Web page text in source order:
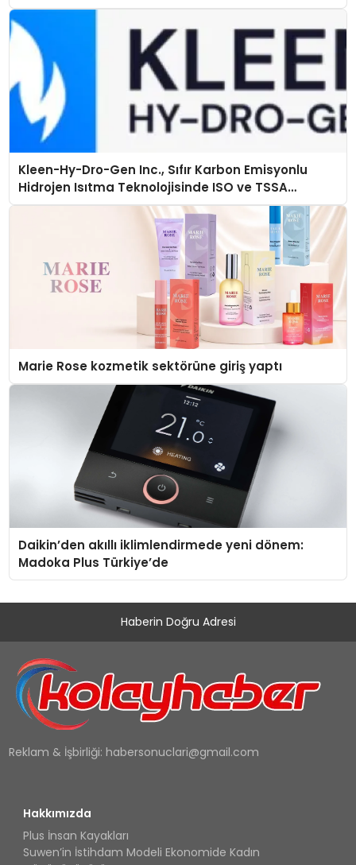
Kleen-Hy-Dro-Gen Inc., Sıfır Karbon Emisyonlu
Hidrojen Isıtma Teknolojisinde ISO ve TSSA
Düzenleyici Onaylarını Aldı
Marie Rose kozmetik sektörüne giriş yaptı
Daikin’den akıllı iklimlendirmede yeni dönem:
Madoka Plus Türkiye’de
Haberin Doğru Adresi
Reklam & İşbirliği: habersonuclari@gmail.com
Hakkımızda
Plus İnsan Kayakları
Suwen’in İstihdam Modeli Ekonomide Kadın